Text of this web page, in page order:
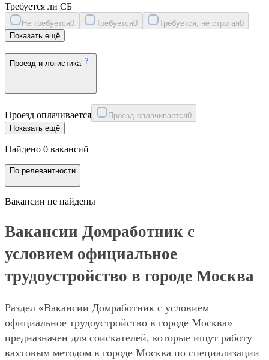
Требуется ли СБ
Не требуется0 Требуется0 Требуется, не строгая0
Показать ещё
Проезд и логистика
Проезд оплачивается Проезд оплачивается0
Показать ещё
Найдено 0 вакансий
По релевантности
Вакансии не найдены
Вакансии Домработник с
условием официальное
трудоустройство в городе Москва
Раздел «Вакансии Домработник с условием
официальное трудоустройство в городе Москва»
предназначен для соискателей, которые ищут работу
вахтовым методом в городе Москва по специализации